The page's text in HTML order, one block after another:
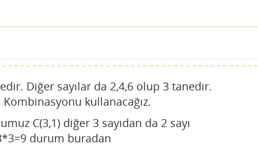
Diğer sayılar da 2,4,6 olup 3 tanedir.
kullanacağız.
C(3,1) diğer 3 sayıdan da 2 sayı
durum buradan